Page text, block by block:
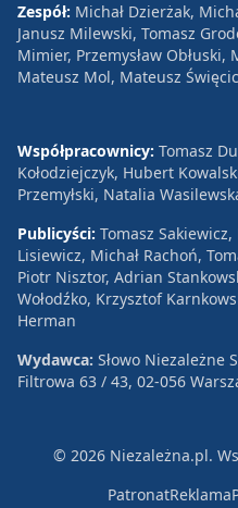
Zespół: Michał Dzierżak,
Janusz Milewski, Tomasz
Mimier, Przemysław
Mateusz Mol, Mateusz
Współpracownicy: Tomasz
Kołodziejczyk, Hubert
Przemyłski, Natalia
Publicyści: Tomasz
Lisiewicz, Michał Rachoń,
Piotr Nisztor, Adrian
Wołodźko, Krzysztof
Herman
Wydawca: Słowo Niezależne
Filtrowa 63 / 43, 02-056
© 2026 Niezależna.pl.
PatronatReklama